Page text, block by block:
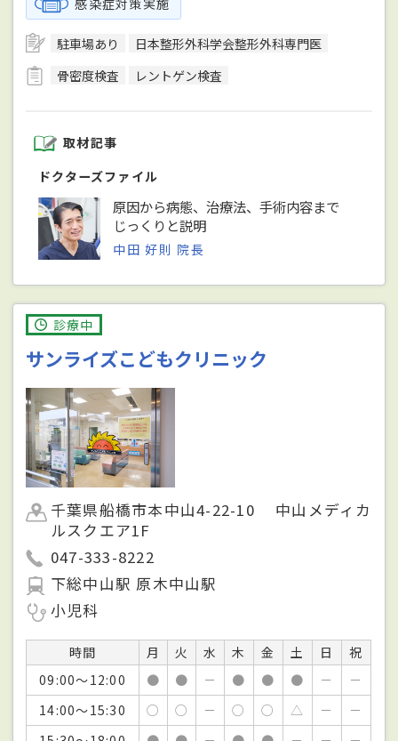
感染症対策実施
駐車場あり
日本整形外科学会整形外科専門医
骨密度検査
レントゲン検査
取材記事
ドクターズファイル
原因から病態、治療法、手術内容まで
じっくりと説明
中田 好則 院長
診療中
サンライズこどもクリニック
千葉県船橋市本中山4-22-10 中山メディカ
ルスクエア1F
047-333-8222
下総中山駅 原木中山駅
小児科
時間 月 火 水 木 金 土 日
祝
09:00～12:00
● ● － ● ● ● －
－
14:00～15:30
○ ○ － ○ ○ △ －
－